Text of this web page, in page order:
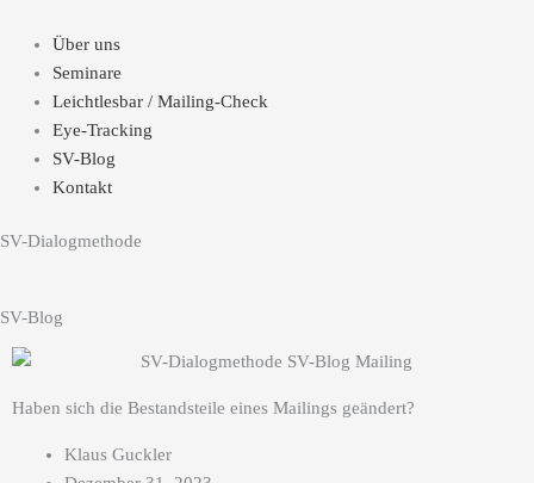
Über uns
Seminare
Leichtlesbar / Mailing-Check
Eye-Tracking
SV-Blog
Kontakt
SV-Dialogmethode
SV-Blog
Haben sich die Bestandsteile eines Mailings geändert?
Klaus Guckler